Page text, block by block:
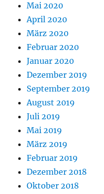
Mai 2020
April 2020
März 2020
Februar 2020
Januar 2020
Dezember 2019
September 2019
August 2019
Juli 2019
Mai 2019
März 2019
Februar 2019
Dezember 2018
Oktober 2018